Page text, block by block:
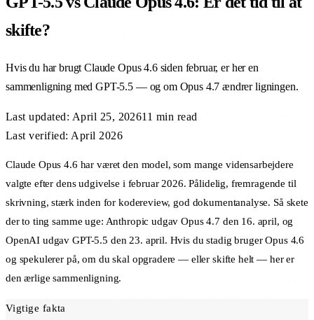
skifte?
Hvis du har brugt Claude Opus 4.6 siden februar, er her en
sammenligning med GPT-5.5 — og om Opus 4.7 ændrer ligningen.
Last updated: April 25, 202611 min read
Last verified: April 2026
Claude Opus 4.6 har været den model, som mange vidensarbejdere
valgte efter dens udgivelse i februar 2026. Pålidelig, fremragende til
skrivning, stærk inden for kodereview, god dokumentanalyse. Så skete
der to ting samme uge: Anthropic udgav Opus 4.7 den 16. april, og
OpenAI udgav GPT-5.5 den 23. april. Hvis du stadig bruger Opus 4.6
og spekulerer på, om du skal opgradere — eller skifte helt — her er
den ærlige sammenligning.
Vigtige fakta